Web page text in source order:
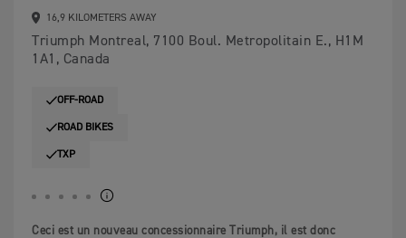
16,9 KILOMETERS AWAY
Triumph Montreal, 7100 Boul. Metropolitain E., H1M
1A1, Canada
OFF-ROAD
ROAD BIKES
TXP
Ceci est un nouveau concessionnaire Triumph, il est donc